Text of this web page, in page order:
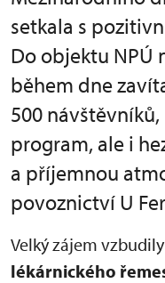
setkala s
Do objektu NPÚ
během dne
500
program, ale i
a příjemnou
povoznictví U
Velký zájem
lékárnického